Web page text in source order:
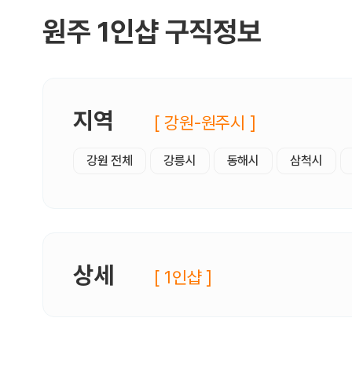
원주 1인샵 구직정보
지역 [ 강원-원주시 ]
강원 전체 강릉시 동해시 삼척시
상세 [ 1인샵 ]